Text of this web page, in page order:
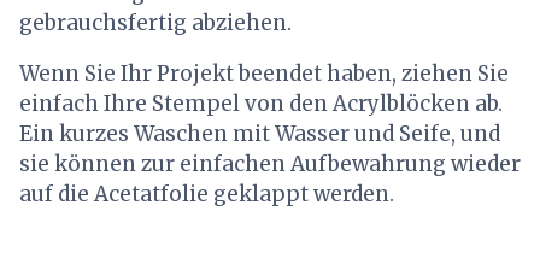
gebrauchsfertig abziehen.
Wenn Sie Ihr Projekt beendet haben, ziehen Sie
einfach Ihre Stempel von den Acrylblöcken ab.
Ein kurzes Waschen mit Wasser und Seife, und
sie können zur einfachen Aufbewahrung wieder
auf die Acetatfolie geklappt werden.